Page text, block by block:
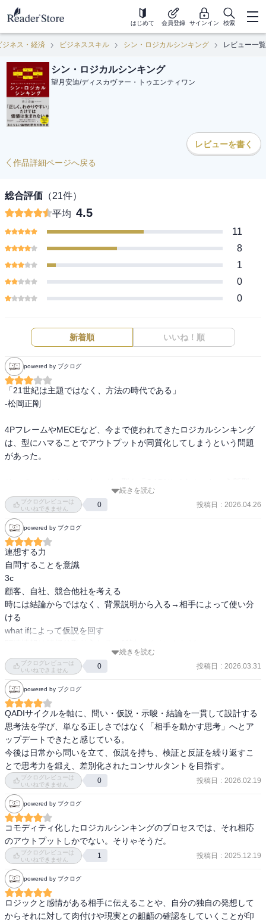
はじめて 会員登録 サインイン 検索
ジネス・経済 ビジネススキル シン・ロジカルシンキング レビュー一覧
シン・ロジカルシンキング
望月安迪/ディスカヴァー・トゥエンティワン
レビューを書く
作品詳細ページへ戻る
総合評価 （21件）
平均 4.5
11
8
1
0
0
新着順 いいね！順
powered by ブクログ
「21世紀は主題ではなく、方法の時代である」
-松岡正剛
4PフレームやMECEなど、今まで使われてきたロジカルシンキング
は、型にハマることでアウトプットが同質化してしまうという問題
があった。
更新しよう、そんな野心的な提案をしているのが本書。
発見→論証という大きな流れの中で、Q問い→A仮説→D示唆→I結論
という小さな流れのサイクルを考えていくのが、シンロジカルシン
キングである。
論理だけではなく、人の感情や思いといった「情理」を思考の型に
組み込んでいこうとする姿勢はとてもいい。あと引用が教養に富ん
でいて好き。冒頭の松岡正剛とか、ビジネス書ではなかなか見な
い。
いんだけど、最近のロジカルシンキングの流れを全て総合したよう
な本で、これ一冊でいいなというお得感がある。おすすめ。
断片化しているロジカルシンキングのフレームワークを、1つに総合
しようとする試みとも言えるか。綜合といえば、最後がヘーゲルの
ミネルヴァの梟の引用で終わるのも示唆的だな。というかヘーゲル
の哲学を前提で作ってるのかこの本。書いてて今気づいた。
あと同じ著者の『目的ドリブン』は、この思考の型をOSにしたアプ
リのようなものらしい。個人的にはそっちの方が即実践に役立つの
続きを読む
ブクログレビューは
いいねできません
0 投稿日 : 2026.04.26
powered by ブクログ
連想する力
自問することを意識
3c
顧客、自社、競合他社を考える
時には結論からではなく、背景説明から入る→相手によって使い分
ける
what ifによって仮説を回す
関連書籍、最新情報、インタビュー続きを読む
ブクログレビューは
いいねできません
0 投稿日 : 2026.03.31
powered by ブクログ
QADIサイクルを軸に、問い・仮説・示唆・結論を一貫して設計する
思考法を学び、単なる正しさではなく「相手を動かす思考」へとア
ップデートできたと感じている。
今後は日常から問いを立て、仮説を持ち、検証と反証を繰り返すこ
とで思考力を鍛え、差別化されたコンサルタントを目指す。
ブクログレビューは
いいねできません
0 投稿日 : 2026.02.19
powered by ブクログ
コモディティ化したロジカルシンキングのプロセスでは、それ相応
のアウトプットしかでない。そりゃそうだ。
ブクログレビューは
いいねできません
1 投稿日 : 2025.12.19
powered by ブクログ
ロジックと感情がある相手に伝えることや、自分の独自の発想して
からそれに対して肉付けや現実との齟齬の確認をしていくことが印